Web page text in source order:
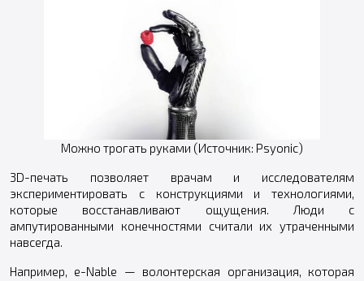
Можно трогать руками (Источник: Psyonic)
3D-печать позволяет врачам и исследователям
экспериментировать с конструкциями и технологиями,
которые восстанавливают ощущения. Люди с
ампутированными конечностями считали их утраченными
навсегда.
Например, e-Nable — волонтерская организация, которая